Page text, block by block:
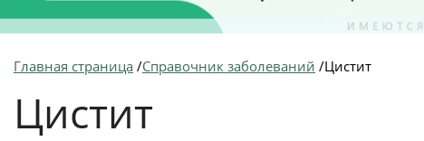
Главная страница /Справочник заболеваний /Цистит
Цистит